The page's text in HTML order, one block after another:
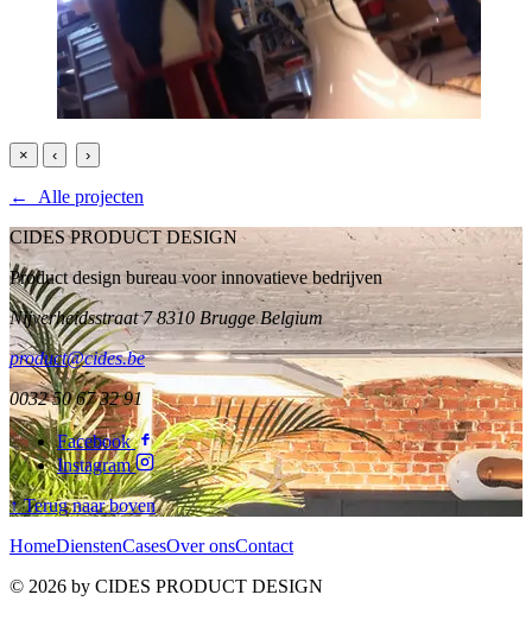
× ‹ ›
← Alle projecten
CIDES PRODUCT DESIGN
Product design bureau voor innovatieve bedrijven
Nijverheidsstraat 7 8310 Brugge Belgium
product@cides.be
0032 50 67 32 91
Facebook
Instagram
↑ Terug naar boven
HomeDienstenCasesOver onsContact
© 2026 by CIDES PRODUCT DESIGN